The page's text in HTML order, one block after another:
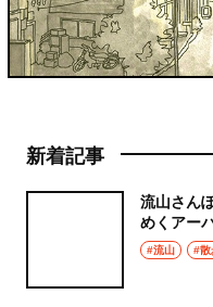
新着記事
流山さん
めくアー
#流山 #